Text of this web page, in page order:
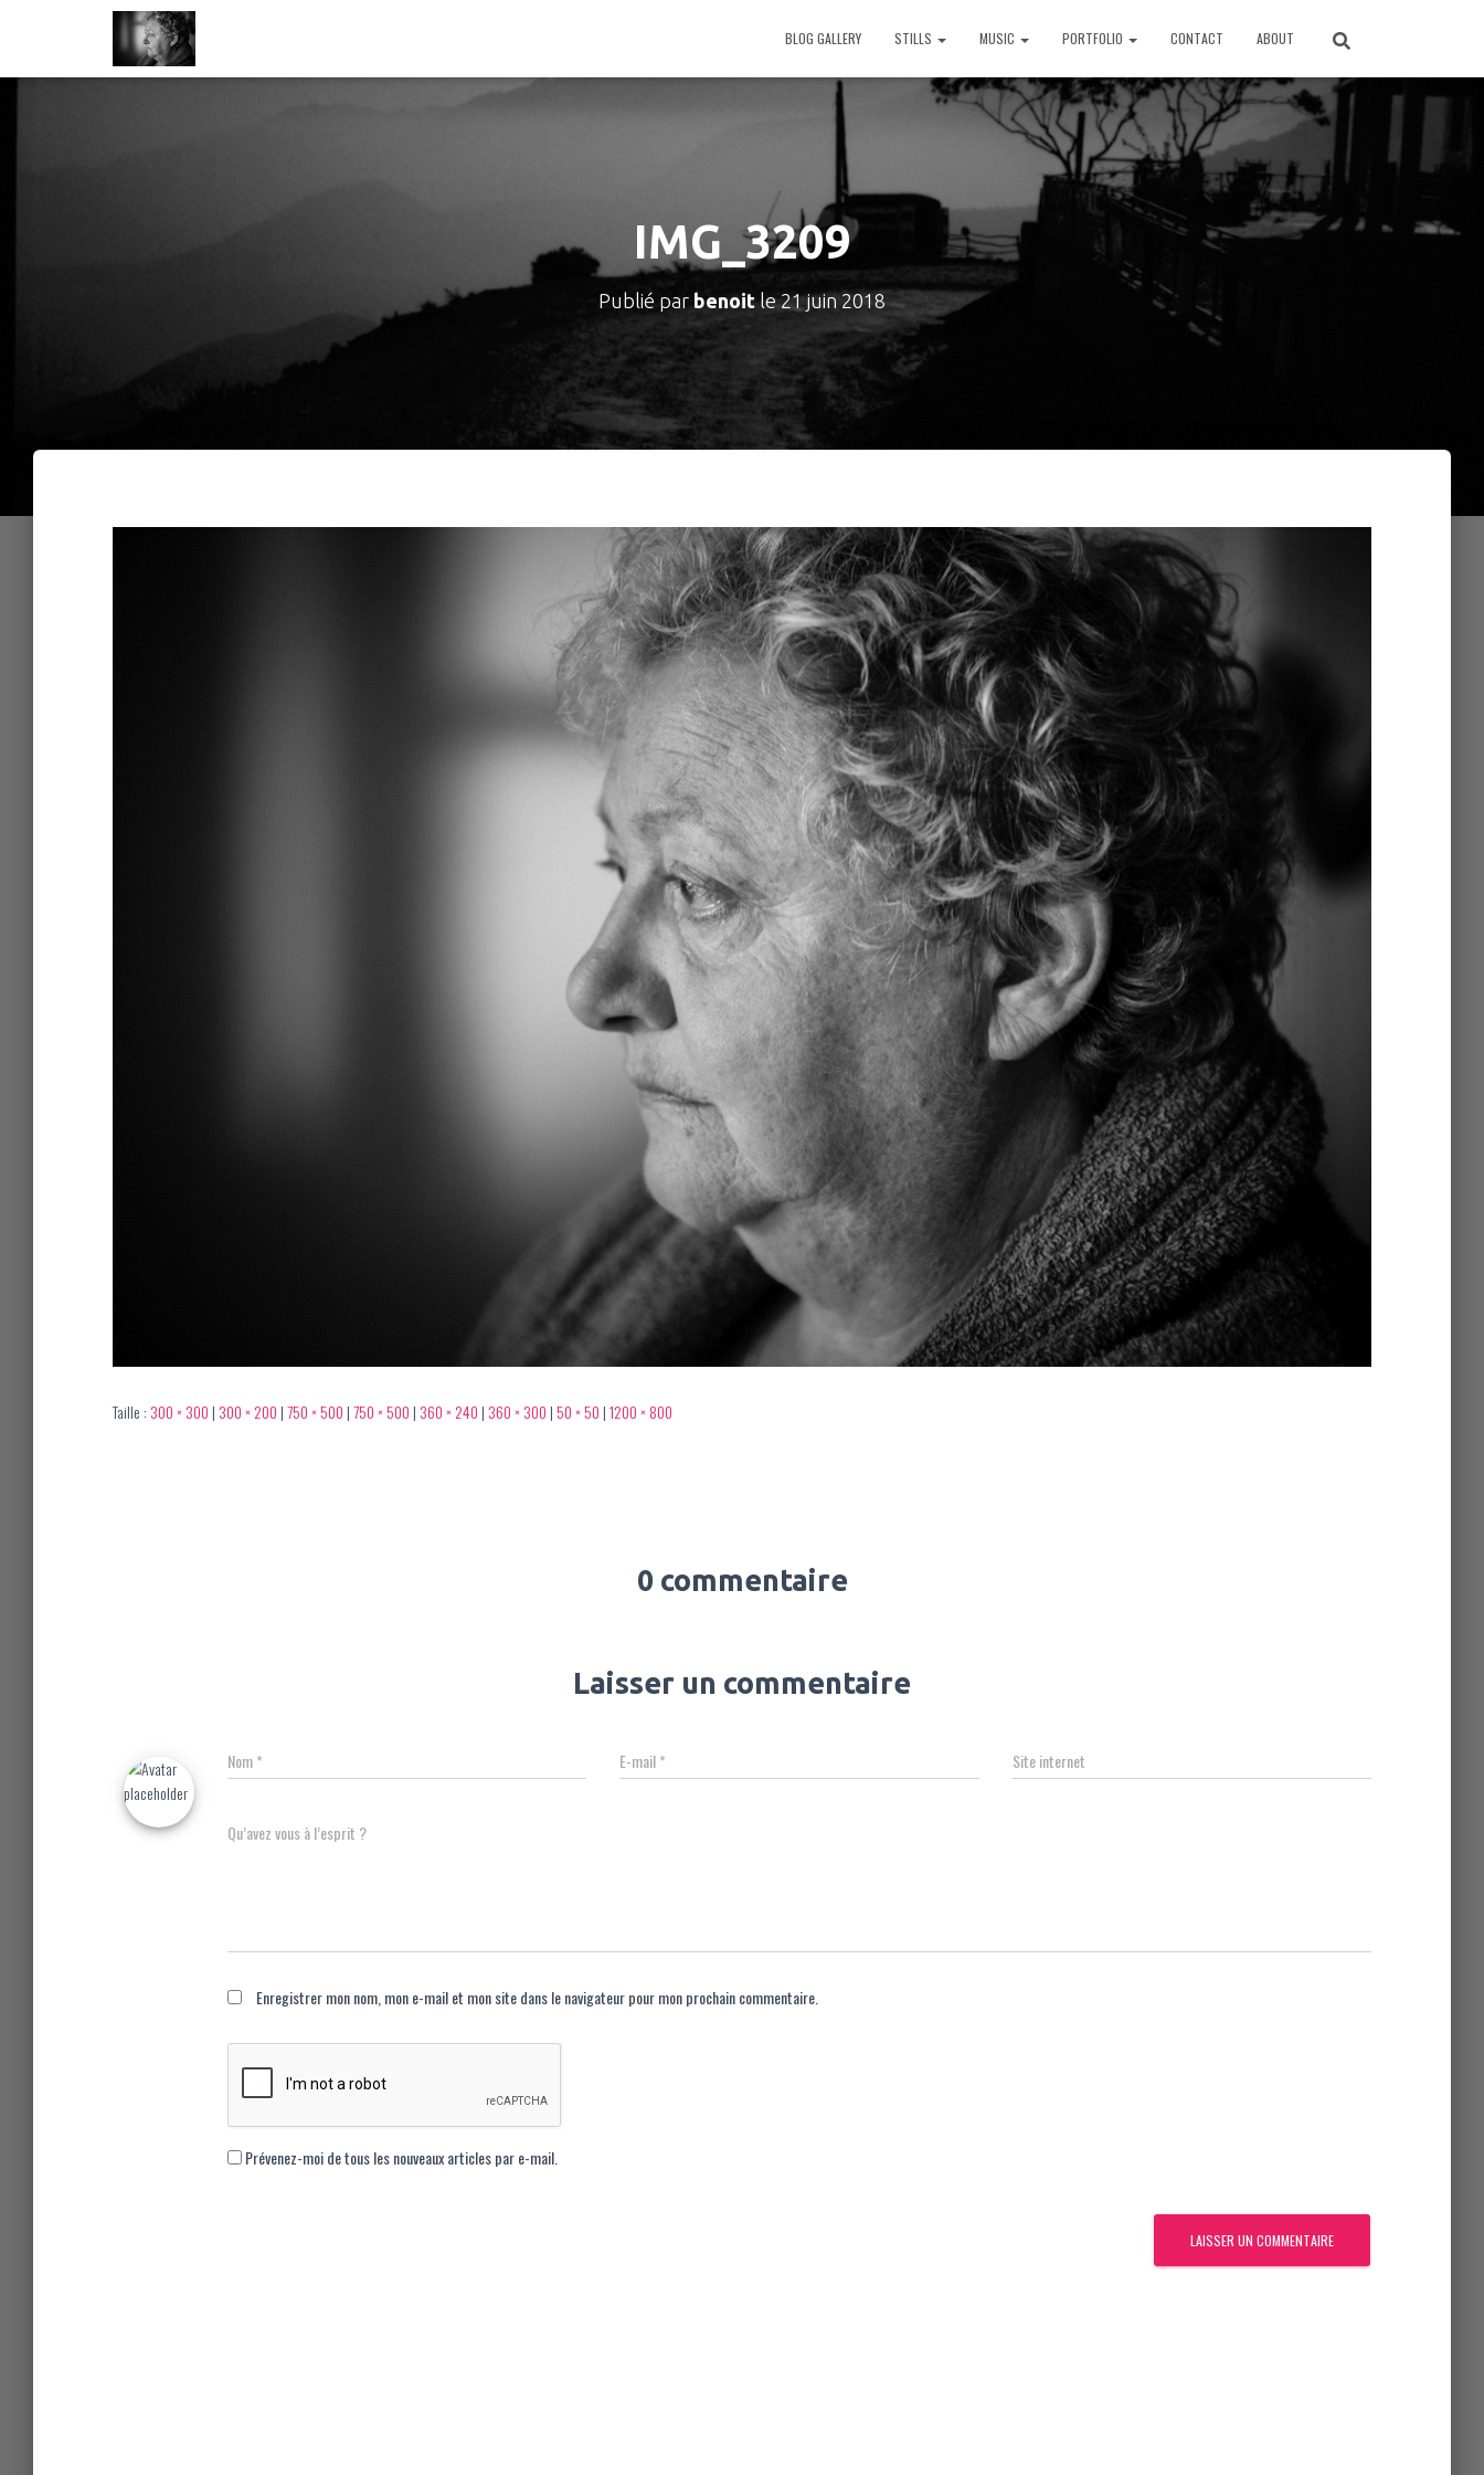
BLOG GALLERY STILLS MUSIC PORTFOLIO CONTACT ABOUT
IMG_3209
Publié par benoitle21 juin 2018
Taille : 300 × 300 | 300 × 200 |750 × 500 |750 × 500 | 360 × 240 | 360 × 300 |50 × 50 |1200 × 800
0 commentaire
Laisser un commentaire
Nom* E-mail* Site internet
Qu’avez vous à l’esprit ?
Enregistrer mon nom, mon e-mail et mon site dans le navigateur pour mon prochain commentaire.
Prévenez-moi de tous les nouveaux articles par e-mail.